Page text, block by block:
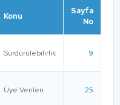
Konu
Sayfa
No
Sürdürülebilirlik 9
Üye Verileri 25